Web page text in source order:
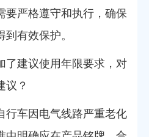
要严格遵守和执行，确保
有效保护。
了建议使用年限要求，对
议？
行车因电气线路严重老化